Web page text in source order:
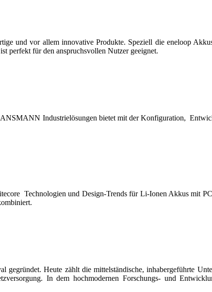
und vor allem innovative Produkte. Speziell die eneloop
perfekt für den anspruchsvollen Nutzer geeignet.
Industrielösungen bietet mit der Konfiguration,
Technologien und Design-Trends für Li-Ionen Akkus mit
Heute zählt die mittelständische, inhabergeführte
In dem hochmodernen Forschungs- und